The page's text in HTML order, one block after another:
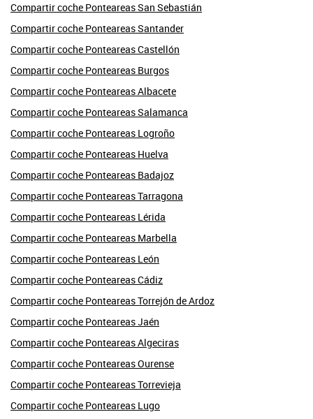
Compartir coche Ponteareas San Sebastián
Compartir coche Ponteareas Santander
Compartir coche Ponteareas Castellón
Compartir coche Ponteareas Burgos
Compartir coche Ponteareas Albacete
Compartir coche Ponteareas Salamanca
Compartir coche Ponteareas Logroño
Compartir coche Ponteareas Huelva
Compartir coche Ponteareas Badajoz
Compartir coche Ponteareas Tarragona
Compartir coche Ponteareas Lérida
Compartir coche Ponteareas Marbella
Compartir coche Ponteareas León
Compartir coche Ponteareas Cádiz
Compartir coche Ponteareas Torrejón de Ardoz
Compartir coche Ponteareas Jaén
Compartir coche Ponteareas Algeciras
Compartir coche Ponteareas Ourense
Compartir coche Ponteareas Torrevieja
Compartir coche Ponteareas Lugo